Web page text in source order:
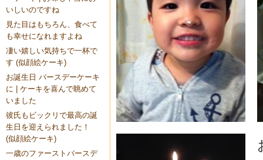
いしいのですね
見た目はもちろん、食べて
も幸せになれますよね
凄い嬉しい気持ちで一杯で
す (似顔絵ケーキ)
お誕生日 バースデーケーキ
に | ケーキを喜んで眺めて
いました
彼氏もビックリで最高の誕
生日を迎えられました！
(似顔絵ケーキ)
一歳のファーストバースデ